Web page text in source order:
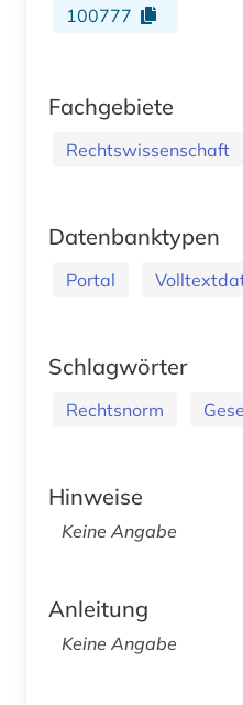
100777
Fachgebiete
Rechtswissenschaft
Datenbanktypen
Portal
Schlagwörter
Rechtsnorm
Hinweise
Keine Angabe
Anleitung
Keine Angabe